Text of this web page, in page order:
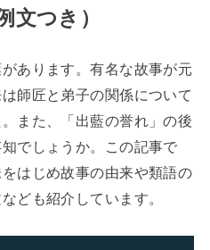
文つき）
あります。有名な故事が元
師匠と弟子の関係について
また、「出藍の誉れ」の後
でしょうか。この記事で
はじめ故事の由来や類語の
ども紹介しています。